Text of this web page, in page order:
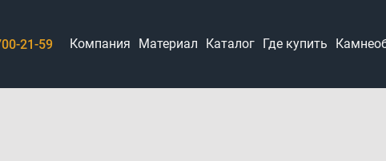
21-59 Компания Материал Каталог Где купить